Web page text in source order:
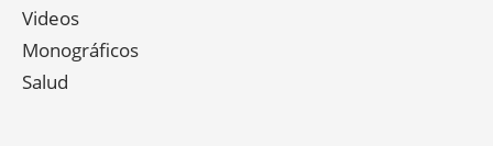
Videos
Monográficos
Salud